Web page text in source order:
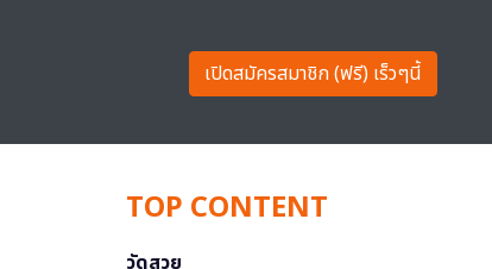
เปิดสมัครสมาชิก (ฟรี) เร็วๆนี้
TOP CONTENT
วัดสวย